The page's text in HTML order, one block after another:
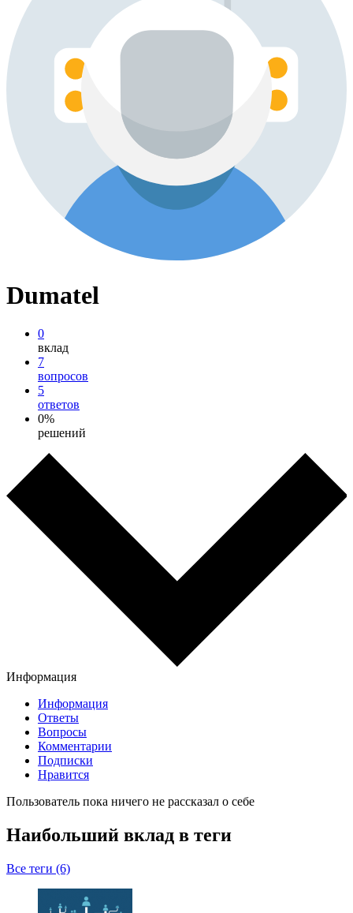
Dumatel
0
вклад
7
вопросов
5
ответов
0%
решений
Информация
Информация
Ответы
Вопросы
Комментарии
Подписки
Нравится
Пользователь пока ничего не рассказал о себе
Наибольший вклад в теги
Все теги (6)